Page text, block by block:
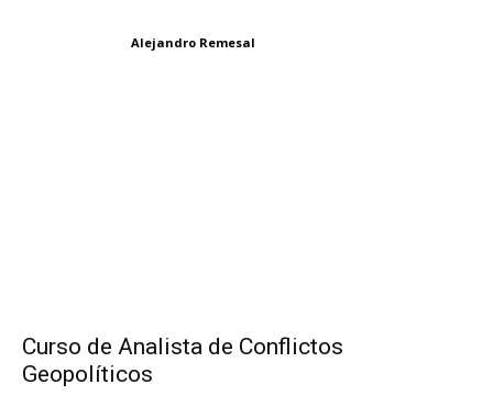
Alejandro Remesal
Curso de Analista de Conflictos
Geopolíticos